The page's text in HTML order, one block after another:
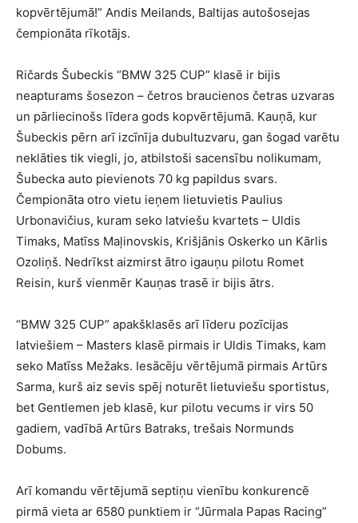
kopvērtējumā!” Andis Meilands, Baltijas autošosejas
čempionāta rīkotājs.
Ričards Šubeckis “BMW 325 CUP” klasē ir bijis
neapturams šosezon – četros braucienos četras uzvaras
un pārliecinošs līdera gods kopvērtējumā. Kauņā, kur
Šubeckis pērn arī izcīnīja dubultuzvaru, gan šogad varētu
neklāties tik viegli, jo, atbilstoši sacensību nolikumam,
Šubecka auto pievienots 70 kg papildus svars.
Čempionāta otro vietu ieņem lietuvietis Paulius
Urbonavičius, kuram seko latviešu kvartets – Uldis
Timaks, Matīss Maļinovskis, Krišjānis Oskerko un Kārlis
Ozoliņš. Nedrīkst aizmirst ātro igauņu pilotu Romet
Reisin, kurš vienmēr Kauņas trasē ir bijis ātrs.
“BMW 325 CUP” apakšklasēs arī līderu pozīcijas
latviešiem – Masters klasē pirmais ir Uldis Timaks, kam
seko Matīss Mežaks. Iesācēju vērtējumā pirmais Artūrs
Sarma, kurš aiz sevis spēj noturēt lietuviešu sportistus,
bet Gentlemen jeb klasē, kur pilotu vecums ir virs 50
gadiem, vadībā Artūrs Batraks, trešais Normunds
Dobums.
Arī komandu vērtējumā septiņu vienību konkurencē
pirmā vieta ar 6580 punktiem ir “Jūrmala Papas Racing”